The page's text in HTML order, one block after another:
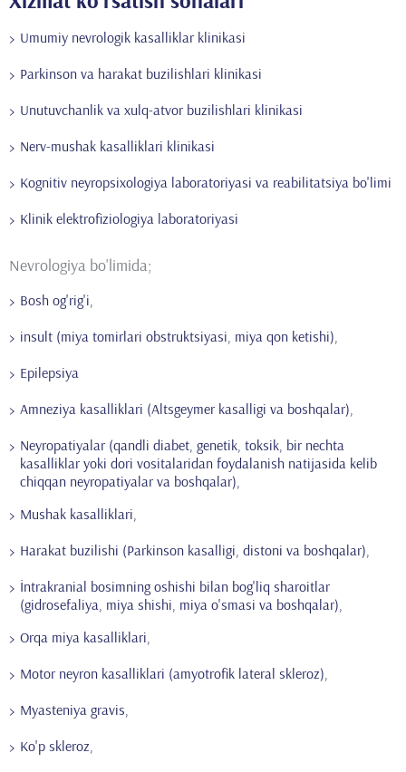
Umumiy nevrologik kasalliklar klinikasi
Parkinson va harakat buzilishlari klinikasi
Unutuvchanlik va xulq-atvor buzilishlari klinikasi
Nerv-mushak kasalliklari klinikasi
Kognitiv neyropsixologiya laboratoriyasi va reabilitatsiya bo'limi
Klinik elektrofiziologiya laboratoriyasi
Nevrologiya bo'limida;
Bosh og'rig'i,
insult (miya tomirlari obstruktsiyasi, miya qon ketishi),
Epilepsiya
Amneziya kasalliklari (Altsgeymer kasalligi va boshqalar),
Neyropatiyalar (qandli diabet, genetik, toksik, bir nechta
kasalliklar yoki dori vositalaridan foydalanish natijasida kelib
chiqqan neyropatiyalar va boshqalar),
Mushak kasalliklari,
Harakat buzilishi (Parkinson kasalligi, distoni va boshqalar),
İntrakranial bosimning oshishi bilan bog'liq sharoitlar
(gidrosefaliya, miya shishi, miya o'smasi va boshqalar),
Orqa miya kasalliklari,
Motor neyron kasalliklari (amyotrofik lateral skleroz),
Myasteniya gravis,
Ko'p skleroz,